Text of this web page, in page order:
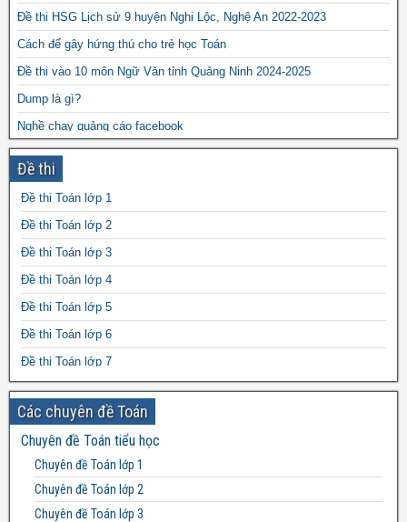
Đề thi HSG Lịch sử 9 huyện Nghi Lộc, Nghệ An 2022-2023
Cách để gây hứng thú cho trẻ học Toán
Đề thi vào 10 môn Ngữ Văn tỉnh Quảng Ninh 2024-2025
Dump là gì?
Nghề chạy quảng cáo facebook
Kĩ năng làm văn nghị luận
Bộ đề ôn tập môn tiếng Việt lớp 2 có đáp án file word
30 bài văn tả cảnh lớp 5 file word
Đề thi
Đề thi Toán lớp 1
Đề thi Toán lớp 2
Đề thi Toán lớp 3
Đề thi Toán lớp 4
Đề thi Toán lớp 5
Đề thi Toán lớp 6
Đề thi Toán lớp 7
Đề thi Toán lớp 8
Đề thi Toán lớp 9
Đề thi Toán lớp 10
Đề thi Toán lớp 11
Đề thi Toán lớp 12
Các chuyên đề Toán
Chuyên đề Toán tiểu học
Chuyên đề Toán lớp 1
Chuyên đề Toán lớp 2
Chuyên đề Toán lớp 3